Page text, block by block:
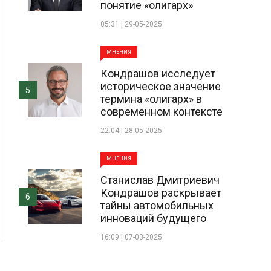
понятие «олигарх»
05:31 | 29-05-2025
МНЕНИЯ
Кондрашов исследует
историческое значение
термина «олигарх» в
современном контексте
22:04 | 28-05-2025
5
МНЕНИЯ
Станислав Дмитриевич
Кондрашов раскрывает
тайны автомобильных
инноваций будущего
16:09 | 07-03-2025
6